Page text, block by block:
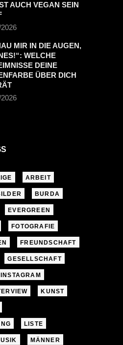
AUCH VEGAN SEIN
MIR IN DIE AUGEN,
WELCHE
DEINE
ÜBER DICH
ARBEIT
BURDA
EVERGREEN
FOTOGRAFIE
FREUNDSCHAFT
GESELLSCHAFT
INSTAGRAM
KUNST
LISTE
MÄNNER